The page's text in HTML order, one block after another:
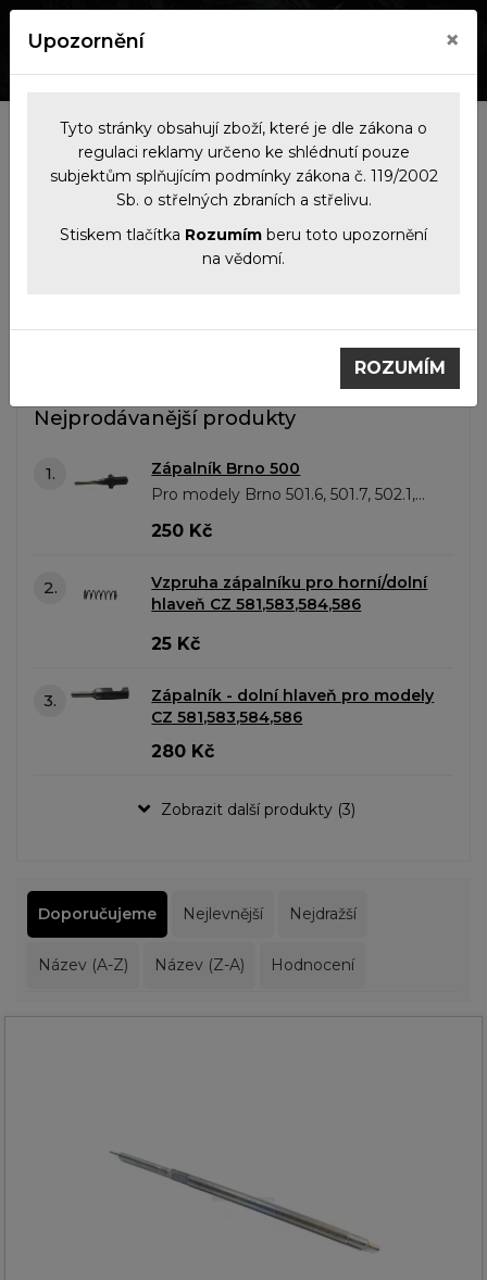
Kategorie
Filtrace produktů
Nejprodávanější produkty
1.
Zápalník Brno 500
Pro modely Brno 501.6, 501.7, 502.1,
502.2, 502.3, 502.4, 502.5, 502.6, 502.8,
250 Kč
2.
Vzpruha zápalníku pro horní/dolní
hlaveň CZ 581,583,584,586
25 Kč
3.
Zápalník - dolní hlaveň pro modely
CZ 581,583,584,586
280 Kč
Zobrazit další produkty (3)
Doporučujeme Nejlevnější Nejdražší
Název (A-Z) Název (Z-A) Hodnocení
Upozornění ×
Tyto stránky obsahují zboží, které je dle zákona o
regulaci reklamy určeno ke shlédnutí pouze
subjektům splňujícím podmínky zákona č. 119/2002
Sb. o střelných zbraních a střelivu.
Stiskem tlačítka Rozumím beru toto upozornění
na vědomí.
ROZUMÍM